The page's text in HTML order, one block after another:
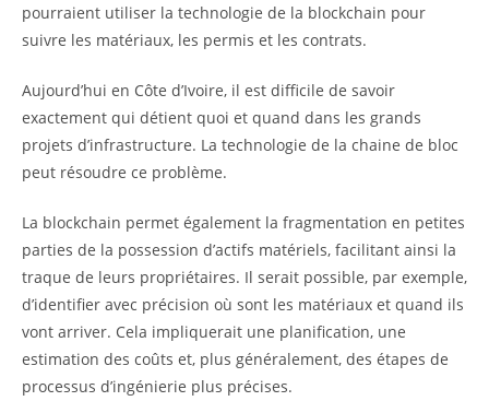
pourraient utiliser la technologie de la blockchain pour
suivre les matériaux, les permis et les contrats.
Aujourd’hui en Côte d’Ivoire, il est difficile de savoir
exactement qui détient quoi et quand dans les grands
projets d’infrastructure. La technologie de la chaine de bloc
peut résoudre ce problème.
La blockchain permet également la fragmentation en petites
parties de la possession d’actifs matériels, facilitant ainsi la
traque de leurs propriétaires. Il serait possible, par exemple,
d’identifier avec précision où sont les matériaux et quand ils
vont arriver. Cela impliquerait une planification, une
estimation des coûts et, plus généralement, des étapes de
processus d’ingénierie plus précises.